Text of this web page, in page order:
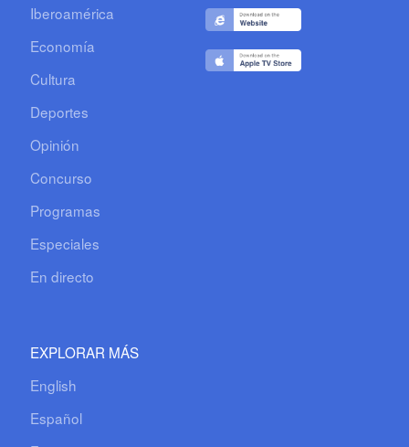
Iberoamérica
Economía
Cultura
Deportes
Opinión
Concurso
Programas
Especiales
En directo
EXPLORAR MÁS
English
Español